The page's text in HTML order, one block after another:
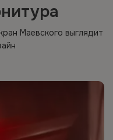
Маевского выглядит